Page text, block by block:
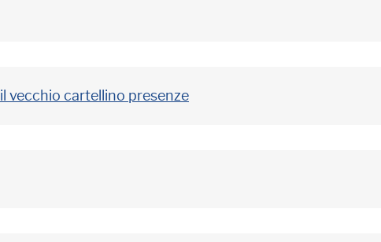
vecchio cartellino presenze